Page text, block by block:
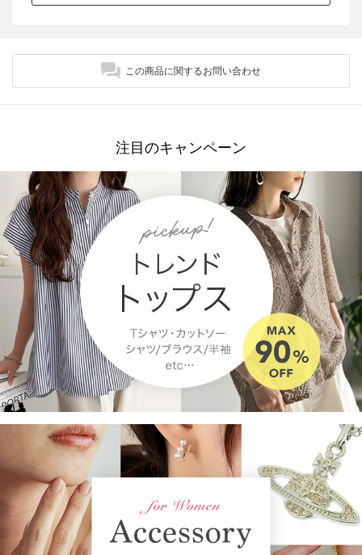
この商品に関するお問い合わせ
注目のキャンペーン